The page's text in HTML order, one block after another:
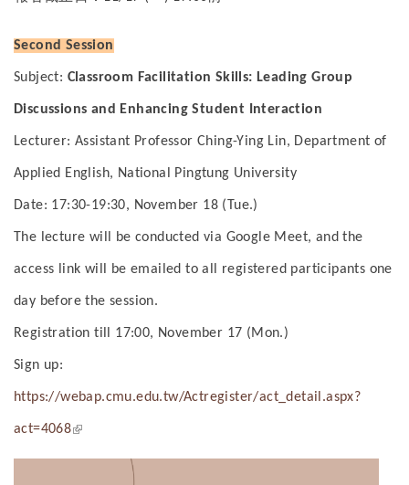
Second Session
Subject: Classroom Facilitation Skills: Leading Group
Discussions and Enhancing Student Interaction
Lecturer: Assistant Professor Ching-Ying Lin, Department of
Applied English, National Pingtung University
Date: 17:30-19:30, November 18 (Tue.)
The lecture will be conducted via Google Meet, and the
access link will be emailed to all registered participants one
day before the session.
Registration till 17:00, November 17 (Mon.)
Sign up:
https://webap.cmu.edu.tw/Actregister/act_detail.aspx?
act=4068 (link is external)